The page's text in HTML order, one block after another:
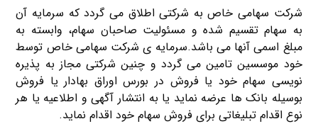
شرکت سهامی خاص به شرکتی اطلاق می گردد که سرمایه آن
به سهام تقسیم شده و مسئولیت صاحبان سهام، وابسته به
مبلغ اسمی آنها می باشد.سرمایه ی شرکت سهامی خاص توسط
خود موسسین تامین می گردد و چنین شرکتی مجاز به پذیره
نویسی سهام خود یا فروش در بورس اوراق بهادار یا فروش
بوسیله بانک ها عرضه نماید یا به انتشار آگهی و اطلاعیه یا هر
نوع اقدام تبلیغاتی برای فروش سهام خود اقدام نماید.